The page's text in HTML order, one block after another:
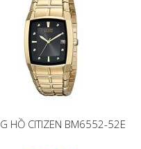
HỒ CITIZEN BM6552-52E